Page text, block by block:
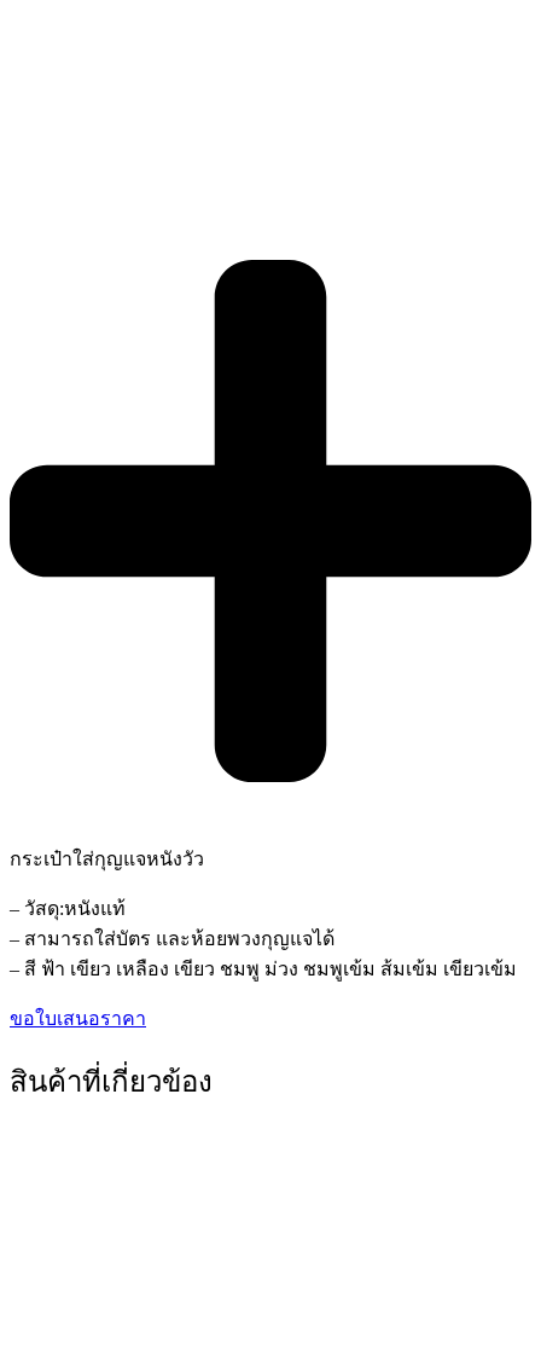
กระเป๋าใส่กุญแจหนังวัว
– วัสดุ:หนังแท้
– สามารถใส่บัตร และห้อยพวงกุญแจได้
– สี ฟ้า เขียว เหลือง เขียว ชมพู ม่วง ชมพูเข้ม ส้มเข้ม เขียวเข้ม
ขอใบเสนอราคา
สินค้าที่เกี่ยวข้อง